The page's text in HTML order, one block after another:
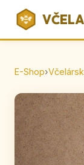
VČELA
E-Shop›